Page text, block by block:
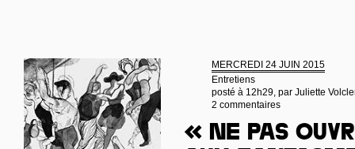
MERCREDI 24 JUIN 2015
Entretiens
posté à 12h29, par Juliette
2 commentaires
« Ne pas